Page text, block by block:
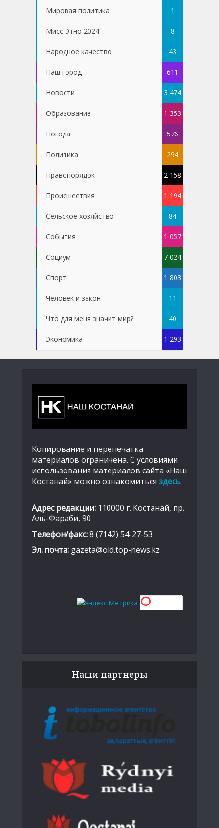
Мировая политика 1
Мисс Этно 2024 8
Народное качество 43
Наш город 611
Новости 3 474
Образование 1 353
Погода 576
Политика 294
Правопорядок 2 158
Проиcшествия 1 194
Сельское хозяйство 84
События 1 057
Социум 7 024
Спорт 1 803
Человек и закон 11
Что для меня значит мир? 40
Экономика 1 293
Копирование и перепечатка
материалов ограничена. С условиями
использования материалов сайта «Наш
Костанай» можно ознакомиться здесь.
Адрес редакции: 110000 г. Костанай, пр.
Аль-Фараби, 90
Телефон/факс:8 (7142) 54-27-53
Эл. почта: gazeta@old.top-news.kz
Наши партнеры